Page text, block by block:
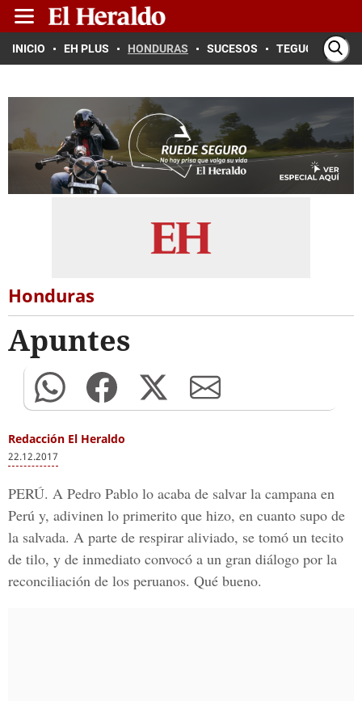
INICIO EH PLUS HONDURAS SUCESOS TEGUCIGALPA
Honduras
Apuntes
Redacción El Heraldo
22.12.2017
PERÚ. A Pedro Pablo lo acaba de salvar la campana en
Perú y, adivinen lo primerito que hizo, en cuanto supo de
la salvada. A parte de respirar aliviado, se tomó un tecito
de tilo, y de inmediato convocó a un gran diálogo por la
reconciliación de los peruanos. Qué bueno.